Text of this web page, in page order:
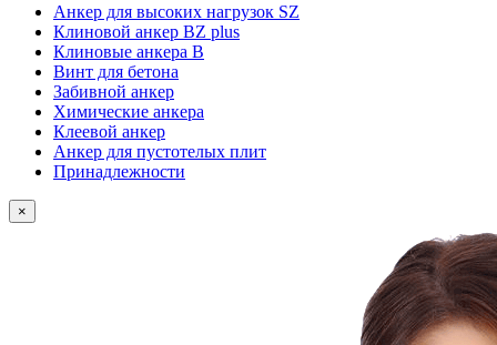
Анкер для высоких нагрузок SZ
Клиновой анкер BZ plus
Клиновые анкера В
Винт для бетона
Забивной анкер
Химические анкера
Клеевой анкер
Анкеp для пустотелых плит
Принадлежности
×